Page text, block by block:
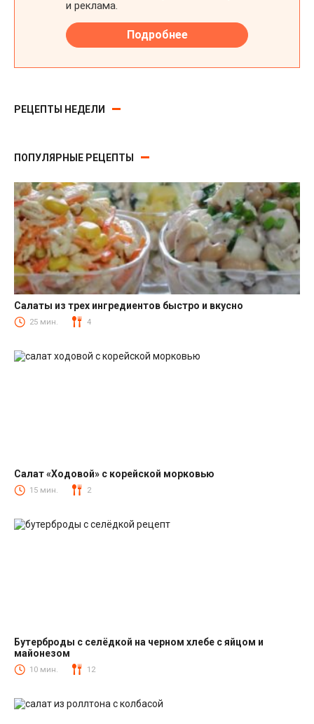
РЕЦЕПТЫ НЕДЕЛИ
ПОПУЛЯРНЫЕ РЕЦЕПТЫ
Салаты
Салаты из трех ингредиентов быстро и вкусно
25 мин. 4
Салаты с корейской морковкой
Салат «Ходовой» с корейской морковью
15 мин. 2
Закуски
Бутерброды с селёдкой на черном хлебе с яйцом и
майонезом
10 мин. 12